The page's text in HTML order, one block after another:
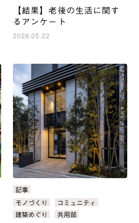
【結果】老後の生活に関す
るアンケート
2026.05.22
カ
テ
ゴ
リ：
記事
タ
グ：
モノづくり
コミュニティ
建築めぐり
共用部